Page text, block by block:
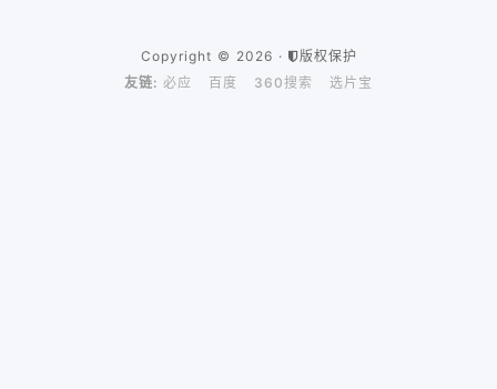
Copyright © 2026 ·
版权保护
友链: 必应 百度 360搜索 选片宝